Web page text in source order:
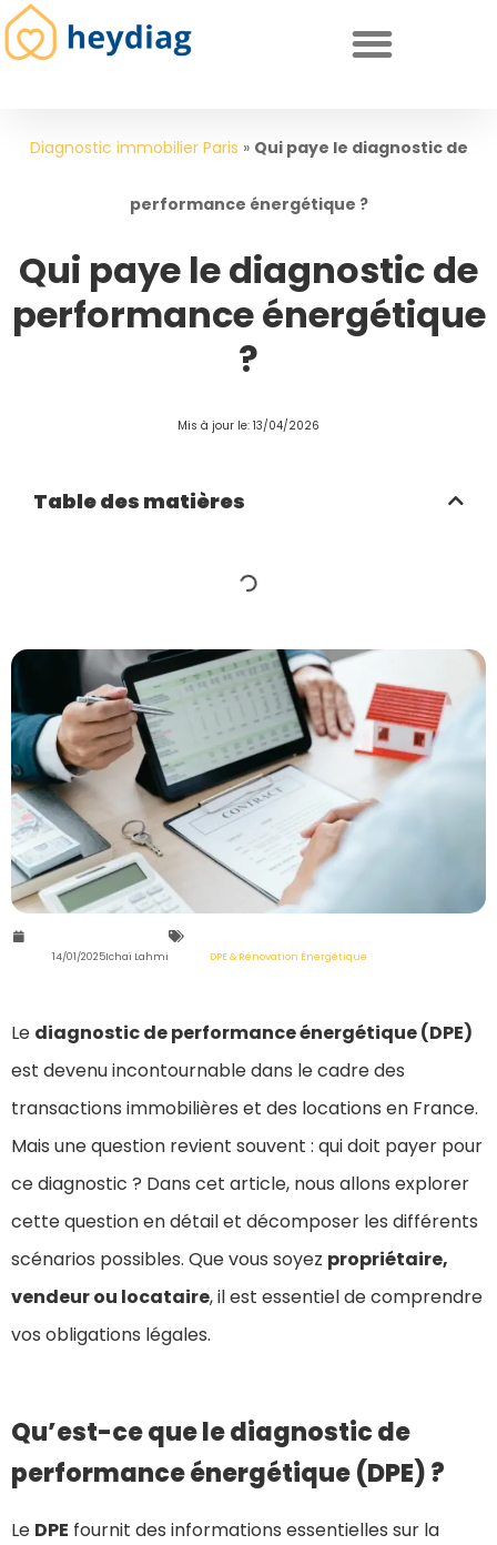
Diagnostic immobilier Paris » Qui paye le diagnostic de
performance énergétique ?
Qui paye le diagnostic de
performance énergétique
?
Mis à jour le: 13/04/2026
Table des matières
14/01/2025Ichaï Lahmi DPE & Rénovation Énergétique
Le diagnostic de performance énergétique (DPE)
est devenu incontournable dans le cadre des
transactions immobilières et des locations en France.
Mais une question revient souvent : qui doit payer pour
ce diagnostic ? Dans cet article, nous allons explorer
cette question en détail et décomposer les différents
scénarios possibles. Que vous soyez propriétaire,
vendeur ou locataire, il est essentiel de comprendre
vos obligations légales.
Qu’est-ce que le diagnostic de
performance énergétique (DPE) ?
Le DPE fournit des informations essentielles sur la